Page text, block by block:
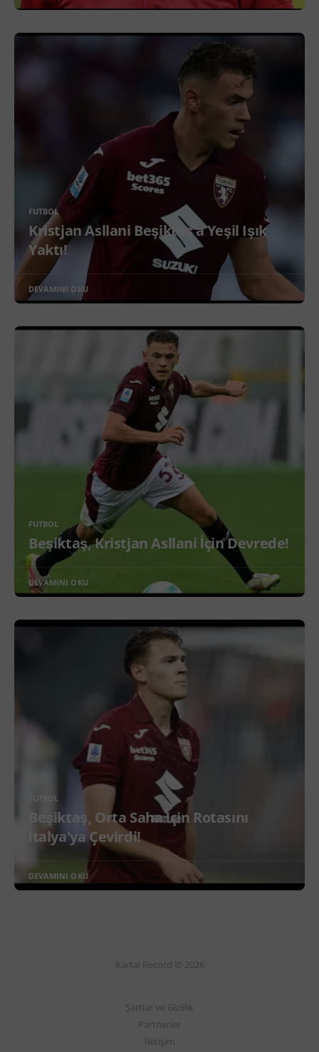
FUTBOL
Kristjan Asllani Beşiktaş’a Yeşil Işık
Yaktı!
DEVAMINI OKU
FUTBOL
Beşiktaş, Kristjan Asllani İçin Devrede!
DEVAMINI OKU
FUTBOL
Beşiktaş, Orta Saha İçin Rotasını
İtalya'ya Çevirdi!
DEVAMINI OKU
Kartal Record © 2026
Şartlar ve Gizlilik
Partnerler
İletişim